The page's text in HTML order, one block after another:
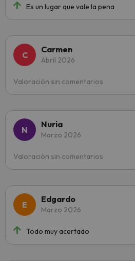
Es un lugar que vale la pena
Carmen
Abril 2026
Valoración sin comentarios
Nuria
Marzo 2026
Valoración sin comentarios
Edgardo
Marzo 2026
Todo muy acertado